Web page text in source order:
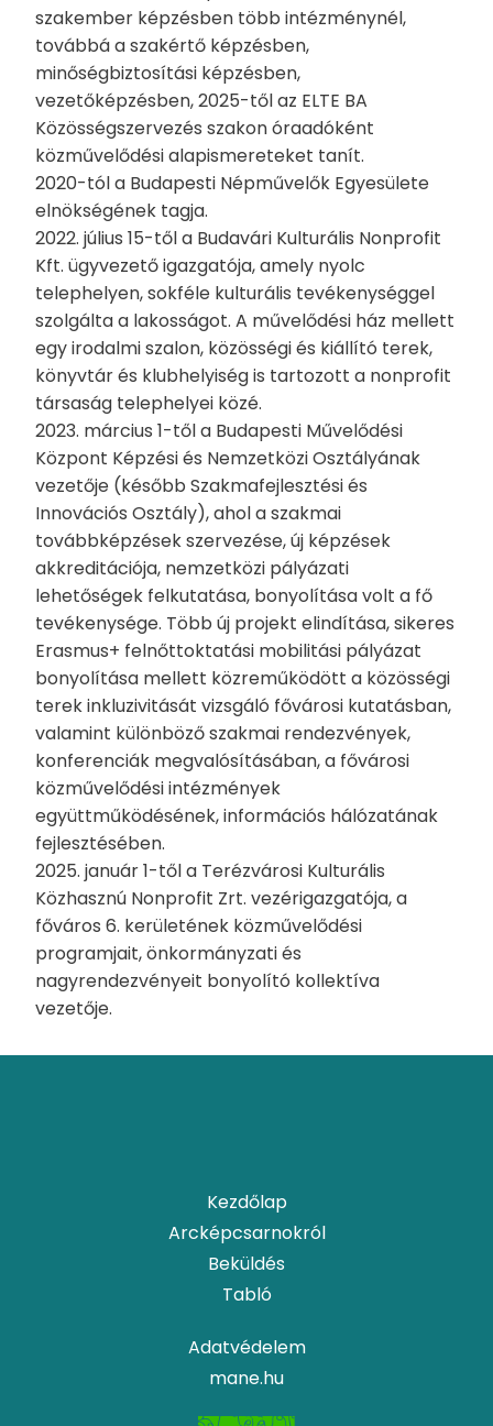
szakember képzésben több intézménynél,
továbbá a szakértő képzésben,
minőségbiztosítási képzésben,
vezetőképzésben, 2025-től az ELTE BA
Közösségszervezés szakon óraadóként
közművelődési alapismereteket tanít.
2020-tól a Budapesti Népművelők Egyesülete
elnökségének tagja.
2022. július 15-től a Budavári Kulturális Nonprofit
Kft. ügyvezető igazgatója, amely nyolc
telephelyen, sokféle kulturális tevékenységgel
szolgálta a lakosságot. A művelődési ház mellett
egy irodalmi szalon, közösségi és kiállító terek,
könyvtár és klubhelyiség is tartozott a nonprofit
társaság telephelyei közé.
2023. március 1-től a Budapesti Művelődési
Központ Képzési és Nemzetközi Osztályának
vezetője (később Szakmafejlesztési és
Innovációs Osztály), ahol a szakmai
továbbképzések szervezése, új képzések
akkreditációja, nemzetközi pályázati
lehetőségek felkutatása, bonyolítása volt a fő
tevékenysége. Több új projekt elindítása, sikeres
Erasmus+ felnőttoktatási mobilitási pályázat
bonyolítása mellett közreműködött a közösségi
terek inkluzivitását vizsgáló fővárosi kutatásban,
valamint különböző szakmai rendezvények,
konferenciák megvalósításában, a fővárosi
közművelődési intézmények
együttműködésének, információs hálózatának
fejlesztésében.
2025. január 1-től a Terézvárosi Kulturális
Közhasznú Nonprofit Zrt. vezérigazgatója, a
főváros 6. kerületének közművelődési
programjait, önkormányzati és
nagyrendezvényeit bonyolító kollektíva
vezetője.
Kezdőlap
Arcképcsarnokról
Beküldés
Tabló
Adatvédelem
mane.hu